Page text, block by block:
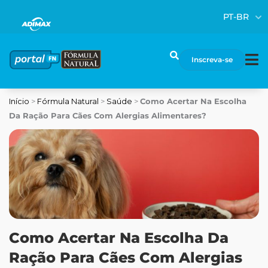
conteúdo
PT-BR
Inscreva-se
Pesquisar
Início > Fórmula Natural > Saúde > Como Acertar Na Escolha
Da Ração Para Cães Com Alergias Alimentares?
Como Acertar Na Escolha Da
Ração Para Cães Com Alergias